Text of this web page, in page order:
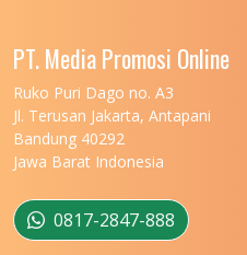
PT. Media Promosi Online
Ruko Puri Dago no. A3
Jl. Terusan Jakarta, Antapani
Bandung 40292
Jawa Barat Indonesia
0817-2847-888